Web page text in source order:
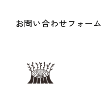
お問い合わせフォーム